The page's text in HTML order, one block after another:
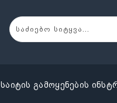
საიტის გამოყენების